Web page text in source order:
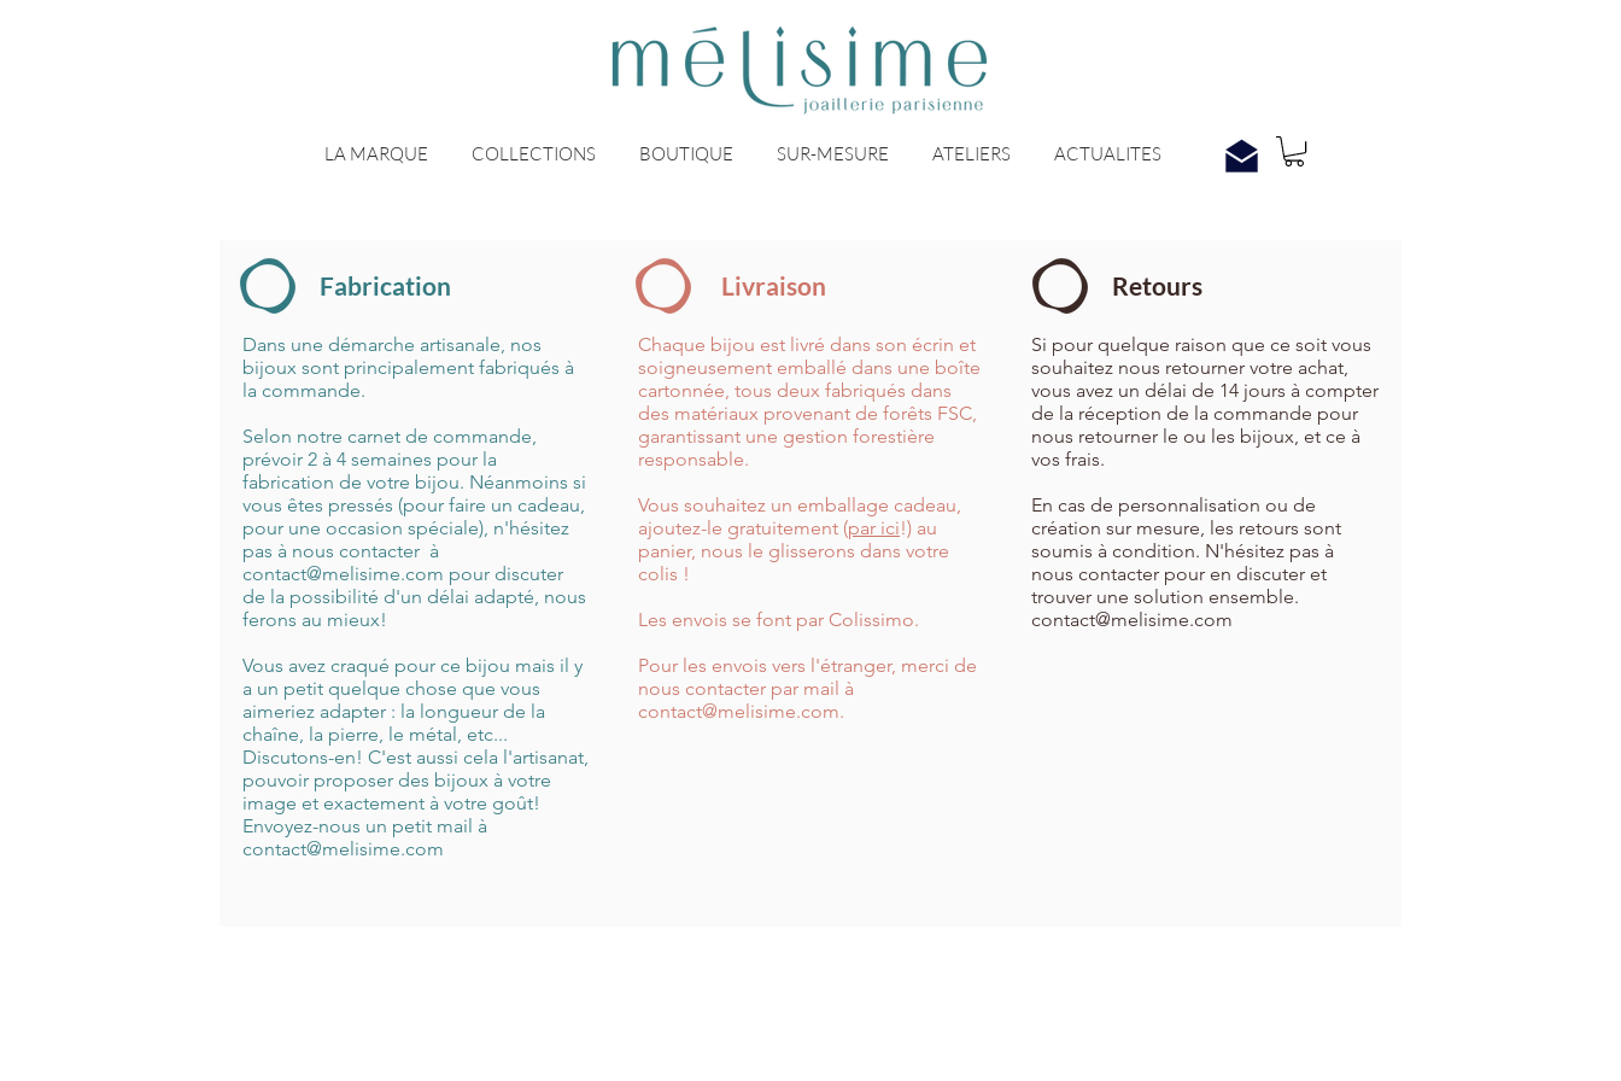
LA MARQUE COLLECTIONS BOUTIQUE SUR-MESURE ATELIERS ACTUALITES
Fabrication
Dans une démarche artisanale, nos
bijoux sont principalement fabriqués à
la commande.
Selon notre carnet de commande,
prévoir 2 à 4 semaines pour la
fabrication de votre bijou. Néanmoins si
vous êtes pressés (pour faire un cadeau,
pour une occasion spéciale), n'hésitez
pas à nous contacter à
contact@melisime.com pour discuter
de la possibilité d'un délai adapté, nous
ferons au mieux!
Vous avez craqué pour ce bijou mais il y
a un petit quelque chose que vous
aimeriez adapter : la longueur de la
chaîne, la pierre, le métal, etc...
Discutons-en! C'est aussi cela l'artisanat,
pouvoir proposer des bijoux à votre
image et exactement à votre goût!
Envoyez-nous un petit mail à
contact@melisime.com
Livraison
Chaque bijou est livré dans son écrin et
soigneusement emballé dans une boîte
cartonnée, tous deux fabriqués dans
des matériaux provenant de forêts FSC,
garantissant une gestion forestière
responsable.
Vous souhaitez un emballage cadeau,
ajoutez-le gratuitement (par ici!) au
panier, nous le glisserons dans votre
colis !
Les envois se font par Colissimo.
Pour les envois vers l'étranger, merci de
nous contacter par mail à
contact@melisime.com.
Retours
Si pour quelque raison que ce soit vous
souhaitez nous retourner votre achat,
vous avez un délai de 14 jours à compter
de la réception de la commande pour
nous retourner le ou les bijoux, et ce à
vos frais.
En cas de personnalisation ou de
création sur mesure, les retours sont
soumis à condition. N'hésitez pas à
nous contacter pour en discuter et
trouver une solution ensemble.
contact@melisime.com